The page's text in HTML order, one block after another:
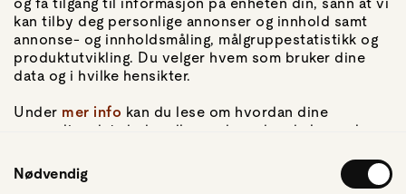
kan tilby deg personlige annonser og innhold samt
annonse- og innholdsmåling, målgruppestatistikk og
produktutvikling. Du velger hvem som bruker dine
data og i hvilke hensikter.
Under mer info kan du lese om hvordan dine
personlige data behandles og hvordan du kan velge
trekke tilbake ditt samtykke fra erklæringen om
informasjonskapsler.
Nødvendig
Gå til forsiden
Om Hjem
Om oss
Kundeservice
Artikler
Personvern